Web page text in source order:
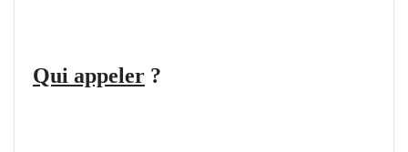
Qui appeler ?